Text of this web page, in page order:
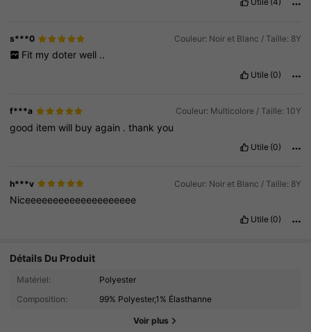
s***0 Couleur: Noir et Blanc / Taille: 8Y
Fit my doter well ..
Utile (0)
f***a Couleur: Multicolore / Taille: 10Y
good itemwill buy again .thankyou
Utile (0)
h***v Couleur: Noir et Blanc / Taille: 8Y
Niceeeeeeeeeeeeeeeeeeee
Utile (0)
Détails Du Produit
Matériel:
Polyester
Composition:
99% Polyester,1% Élasthanne
Voir plus
134K Suiveurs